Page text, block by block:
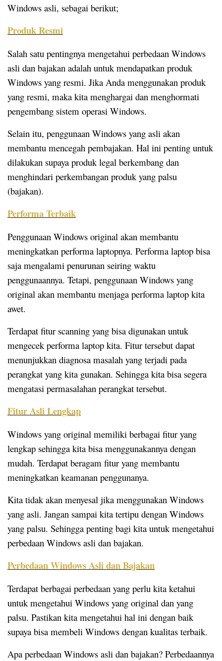
Windows asli, sebagai berikut;
Produk Resmi
Salah satu pentingnya mengetahui perbedaan Windows
asli dan bajakan adalah untuk mendapatkan produk
Windows yang resmi. Jika Anda menggunakan produk
yang resmi, maka kita menghargai dan menghormati
pengembang sistem operasi Windows.
Selain itu, penggunaan Windows yang asli akan
membantu mencegah pembajakan. Hal ini penting untuk
dilakukan supaya produk legal berkembang dan
menghindari perkembangan produk yang palsu
(bajakan).
Performa Terbaik
Penggunaan Windows original akan membantu
meningkatkan performa laptopnya. Performa laptop bisa
saja mengalami penurunan seiring waktu
penggunaannya. Tetapi, penggunaan Windows yang
original akan membantu menjaga performa laptop kita
awet.
Terdapat fitur scanning yang bisa digunakan untuk
mengecek performa laptop kita. Fitur tersebut dapat
menunjukkan diagnosa masalah yang terjadi pada
perangkat yang kita gunakan. Sehingga kita bisa segera
mengatasi permasalahan perangkat tersebut.
Fitur Asli Lengkap
Windows yang original memiliki berbagai fitur yang
lengkap sehingga kita bisa menggunakannya dengan
mudah. Terdapat beragam fitur yang membantu
meningkatkan keamanan penggunanya.
Kita tidak akan menyesal jika menggunakan Windows
yang asli. Jangan sampai kita tertipu dengan Windows
yang palsu. Sehingga penting bagi kita untuk mengetahui
perbedaan Windows asli dan bajakan.
Perbedaan Windows Asli dan Bajakan
Terdapat berbagai perbedaan yang perlu kita ketahui
untuk mengetahui Windows yang original dan yang
palsu. Pastikan kita mengetahui hal ini dengan baik
supaya bisa membeli Windows dengan kualitas terbaik.
Apa perbedaan Windows asli dan bajakan? Perbedaannya